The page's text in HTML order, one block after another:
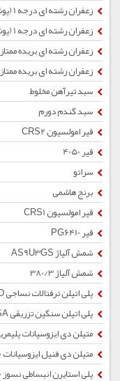
زعفران رشته ای درجه 1 (پوشال مرغوب)
زعفران رشته ای درجه 1 (پوشال معمولی)
زعفران رشته ای بریده
زعفران رشته ای بریده
سبد تیرآهن مخلوط
سبد گندم دورم
قیر امولسیون CRS2
قیر 4050
سراتو
برنج هاشمی
قیر امولسیون CRS1
قیر PG6410
شمش آلیاژ AS9U3GS
شمش آلیاژ 380/3
پلی اتیلن ترفتالات نساجی TG645 MOD
پلی اتیلن سنگین تزریقی 5030SA
متیلن دی ایزوسیانات
متیلن دی فنیل
پلی استایرن انبساطی نسوز SE40